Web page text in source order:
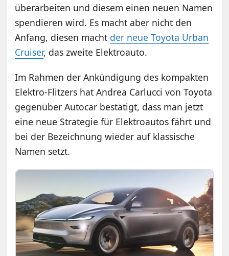
überarbeiten und diesem einen neuen Namen
spendieren wird. Es macht aber nicht den
Anfang, diesen macht der neue Toyota Urban
Cruiser, das zweite Elektroauto.
Im Rahmen der Ankündigung des kompakten
Elektro-Flitzers hat Andrea Carlucci von Toyota
gegenüber Autocar bestätigt, dass man jetzt
eine neue Strategie für Elektroautos fährt und
bei der Bezeichnung wieder auf klassische
Namen setzt.